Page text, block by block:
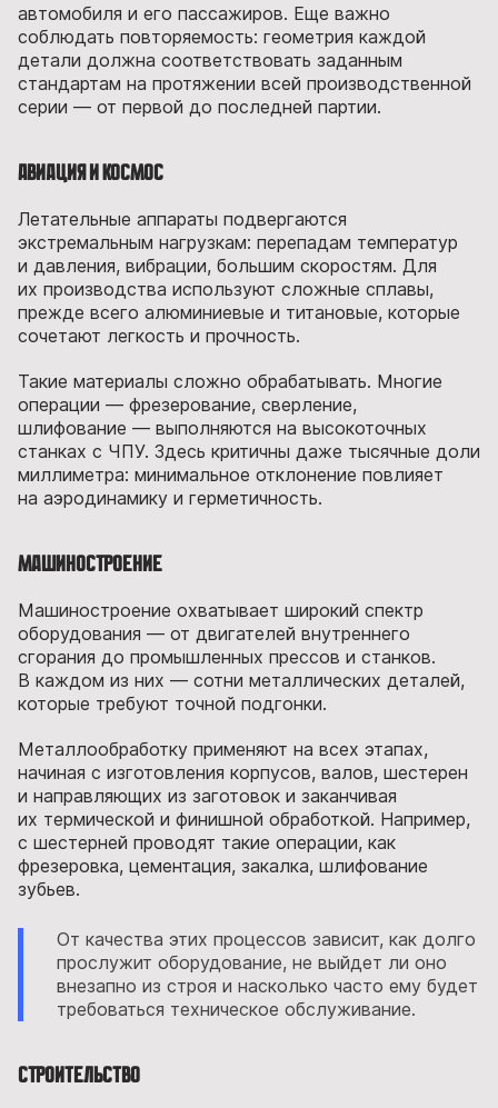
автомобиля и его пассажиров. Еще важно
соблюдать повторяемость: геометрия каждой
детали должна соответствовать заданным
стандартам на протяжении всей производственной
серии — от первой до последней партии.
Авиация и космос
Летательные аппараты подвергаются
экстремальным нагрузкам: перепадам температур
и давления, вибрации, большим скоростям. Для
их производства используют сложные сплавы,
прежде всего алюминиевые и титановые, которые
сочетают легкость и прочность.
Такие материалы сложно обрабатывать. Многие
операции — фрезерование, сверление,
шлифование — выполняются на высокоточных
станках с ЧПУ. Здесь критичны даже тысячные доли
миллиметра: минимальное отклонение повлияет
на аэродинамику и герметичность.
Машиностроение
Машиностроение охватывает широкий спектр
оборудования — от двигателей внутреннего
сгорания до промышленных прессов и станков.
В каждом из них — сотни металлических деталей,
которые требуют точной подгонки.
Металлообработку применяют на всех этапах,
начиная с изготовления корпусов, валов, шестерен
и направляющих из заготовок и заканчивая
их термической и финишной обработкой. Например,
с шестерней проводят такие операции, как
фрезеровка, цементация, закалка, шлифование
зубьев.
От качества этих процессов зависит, как долго
прослужит оборудование, не выйдет ли оно
внезапно из строя и насколько часто ему будет
требоваться техническое обслуживание.
Строительство